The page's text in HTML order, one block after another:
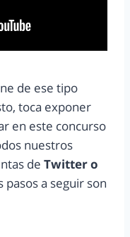
de ese tipo
toca exponer
en este concurso
nuestros
de Twitter o
a seguir son